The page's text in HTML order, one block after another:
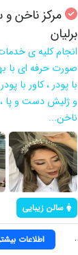
مرکز ناخن و
برلیان
انجام کلیه ی
صورت حرفه ای با
با پودر ، کاور با
و ژلیش دست و پا
ناخن...
سالن زیبایی
اطلاعات